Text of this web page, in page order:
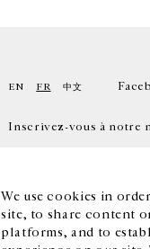
We use cookies in
site, to share content
platforms, and to
EN FR 中文
Inscrivez-vous à notre